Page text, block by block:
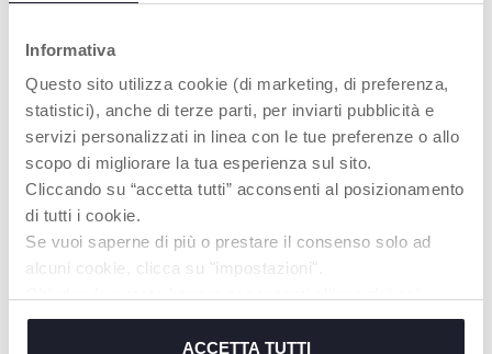
Informativa
Questo sito utilizza cookie (di marketing, di preferenza,
statistici), anche di terze parti, per inviarti pubblicità e
servizi personalizzati in linea con le tue preferenze o allo
scopo di migliorare la tua esperienza sul sito.
Cliccando su “accetta tutti” acconsenti al posizionamento
di tutti i cookie.
Se vuoi saperne di più o prestare il consenso solo ad
alcuni cookie, clicca su "impostazioni".
cookie tecnici, indispensabili per fruire del servizio
ACCETTA TUTTI
NACHTTISCHMOBI
LE
Die dritte Konfiguration
ist das Nachttisch-
Mobile
PRODUKTE, DIE SIE INTERESSIEREN